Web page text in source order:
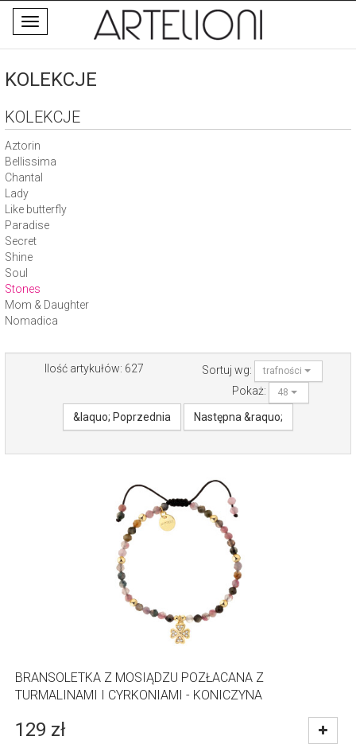
Toggle
navigation
KOLEKCJE
KOLEKCJE
Aztorin
Bellissima
Chantal
Lady
Like butterfly
Paradise
Secret
Shine
Soul
Stones
Mom & Daughter
Nomadica
Ilość artykułów: 627 Sortuj wg: trafności
Pokaż: 48
&laquo; Poprzednia Następna &raquo;
BRANSOLETKA Z MOSIĄDZU POZŁACANA Z
TURMALINAMI I CYRKONIAMI - KONICZYNA
129 zł